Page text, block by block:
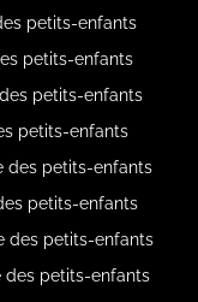
petits-enfants
petits-enfants
petits-enfants
petits-enfants
des petits-enfants
petits-enfants
des petits-enfants
des petits-enfants